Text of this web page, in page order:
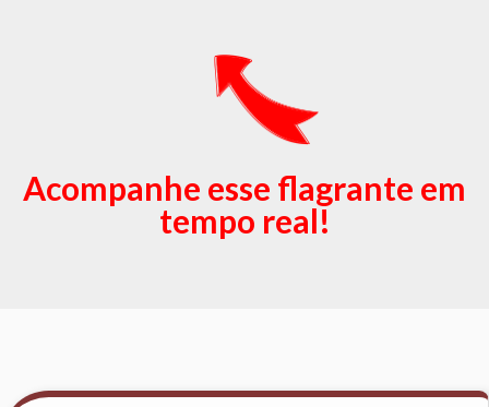
Acompanhe esse flagrante em
tempo real!